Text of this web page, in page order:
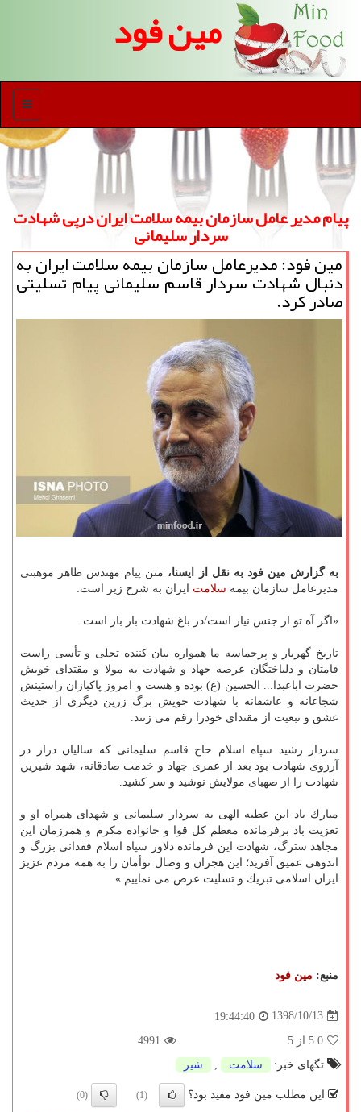
مین فود
منو
پیام مدیر عامل سازمان بیمه سلامت ایران درپی شهادت
سردار سلیمانی
مین فود: مدیرعامل سازمان بیمه سلامت ایران به
دنبال شهادت سردار قاسم سلیمانی پیام تسلیتی
صادر كرد.
به گزارش مین فود به نقل از ایسنا، متن پیام مهندس طاهر موهبتی
مدیرعامل سازمان بیمه سلامت ایران به شرح زیر است:
«اگر آه تو از جنس نیاز است/در باغ شهادت باز باز است.
تاریخ گهربار و پرحماسه ما همواره بیان كننده تجلی و تأسی راست
قامتان و دلباختگان عرصه جهاد و شهادت به مولا و مقتدای خویش
حضرت اباعبدا... الحسین (ع) بوده و هست و امروز پاكبازان راستینش
شجاعانه و عاشقانه با شهادت خویش برگ زرین دیگری از حدیث
عشق و تبعیت از مقتدای خودرا رقم می زنند.
سردار رشید سپاه اسلام حاج قاسم سلیمانی كه سالیان دراز در
آرزوی شهادت بود بعد از عمری جهاد و خدمت صادقانه، شهد شیرین
شهادت را از صهبای مولایش نوشید و سر كشید.
مبارك باد این عطیه الهی به سردار سلیمانی و شهدای همراه او و
تعزیت باد برفرمانده معظم كل قوا و خانواده مكرم و همرزمان این
مجاهد سترگ، شهادت این فرمانده دلاور سپاه اسلام فقدانی بزرگ و
اندوهی عمیق آفرید؛ این هجران و وصال توأمان را به همه مردم عزیز
ایران اسلامی تبریك و تسلیت عرض می نماییم.»
منبع: مین فود
1398/10/13
19:44:40
5.0 از 5
4991
تگهای خبر:
سلامت شیر
این مطلب مین فود مفید بود؟ (1)
(0)